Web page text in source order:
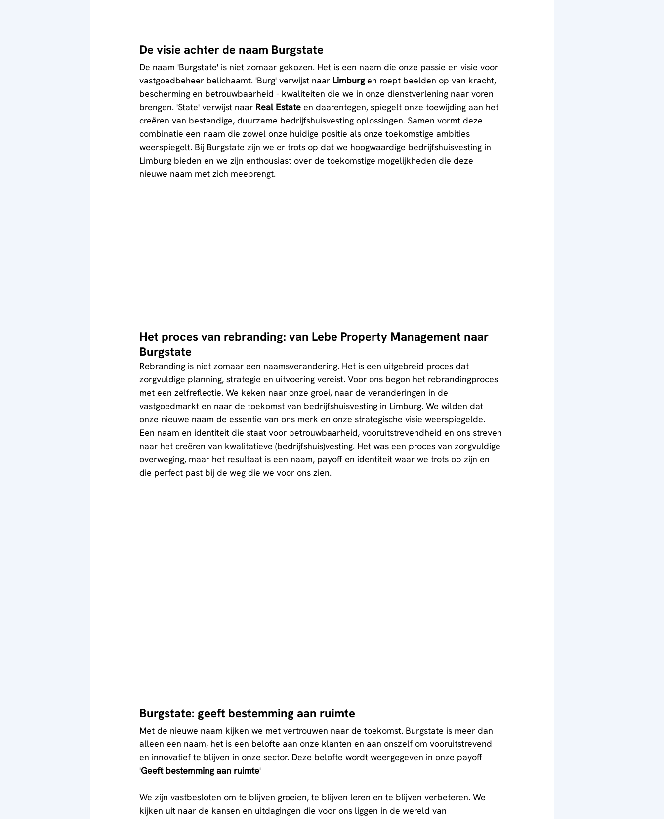
De visie achter de naam Burgstate
De naam 'Burgstate' is niet zomaar gekozen. Het is een naam die onze passie en visie voor
vastgoedbeheer belichaamt. 'Burg' verwijst naar Limburg en roept beelden op van kracht,
bescherming en betrouwbaarheid - kwaliteiten die we in onze dienstverlening naar voren
brengen. 'State' verwijst naar Real Estate en daarentegen, spiegelt onze toewijding aan het
creëren van bestendige, duurzame bedrijfshuisvesting oplossingen. Samen vormt deze
combinatie een naam die zowel onze huidige positie als onze toekomstige ambities
weerspiegelt. Bij Burgstate zijn we er trots op dat we hoogwaardige bedrijfshuisvesting in
Limburg bieden en we zijn enthousiast over de toekomstige mogelijkheden die deze
nieuwe naam met zich meebrengt.
Het proces van rebranding: van Lebe Property Management naar
Burgstate
Rebranding is niet zomaar een naamsverandering. Het is een uitgebreid proces dat
zorgvuldige planning, strategie en uitvoering vereist. Voor ons begon het rebrandingproces
met een zelfreflectie. We keken naar onze groei, naar de veranderingen in de
vastgoedmarkt en naar de toekomst van bedrijfshuisvesting in Limburg. We wilden dat
onze nieuwe naam de essentie van ons merk en onze strategische visie weerspiegelde.
Een naam en identiteit die staat voor betrouwbaarheid, vooruitstrevendheid en ons streven
naar het creëren van kwalitatieve (bedrijfshuis)vesting. Het was een proces van zorgvuldige
overweging, maar het resultaat is een naam, payoff en identiteit waar we trots op zijn en
die perfect past bij de weg die we voor ons zien.
Burgstate: geeft bestemming aan ruimte
Met de nieuwe naam kijken we met vertrouwen naar de toekomst. Burgstate is meer dan
alleen een naam, het is een belofte aan onze klanten en aan onszelf om vooruitstrevend
en innovatief te blijven in onze sector. Deze belofte wordt weergegeven in onze payoff
'Geeft bestemming aan ruimte'
We zijn vastbesloten om te blijven groeien, te blijven leren en te blijven verbeteren. We
kijken uit naar de kansen en uitdagingen die voor ons liggen in de wereld van